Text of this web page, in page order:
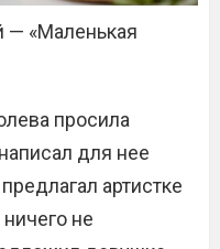
— «Маленькая
просила
для нее
артистке
не